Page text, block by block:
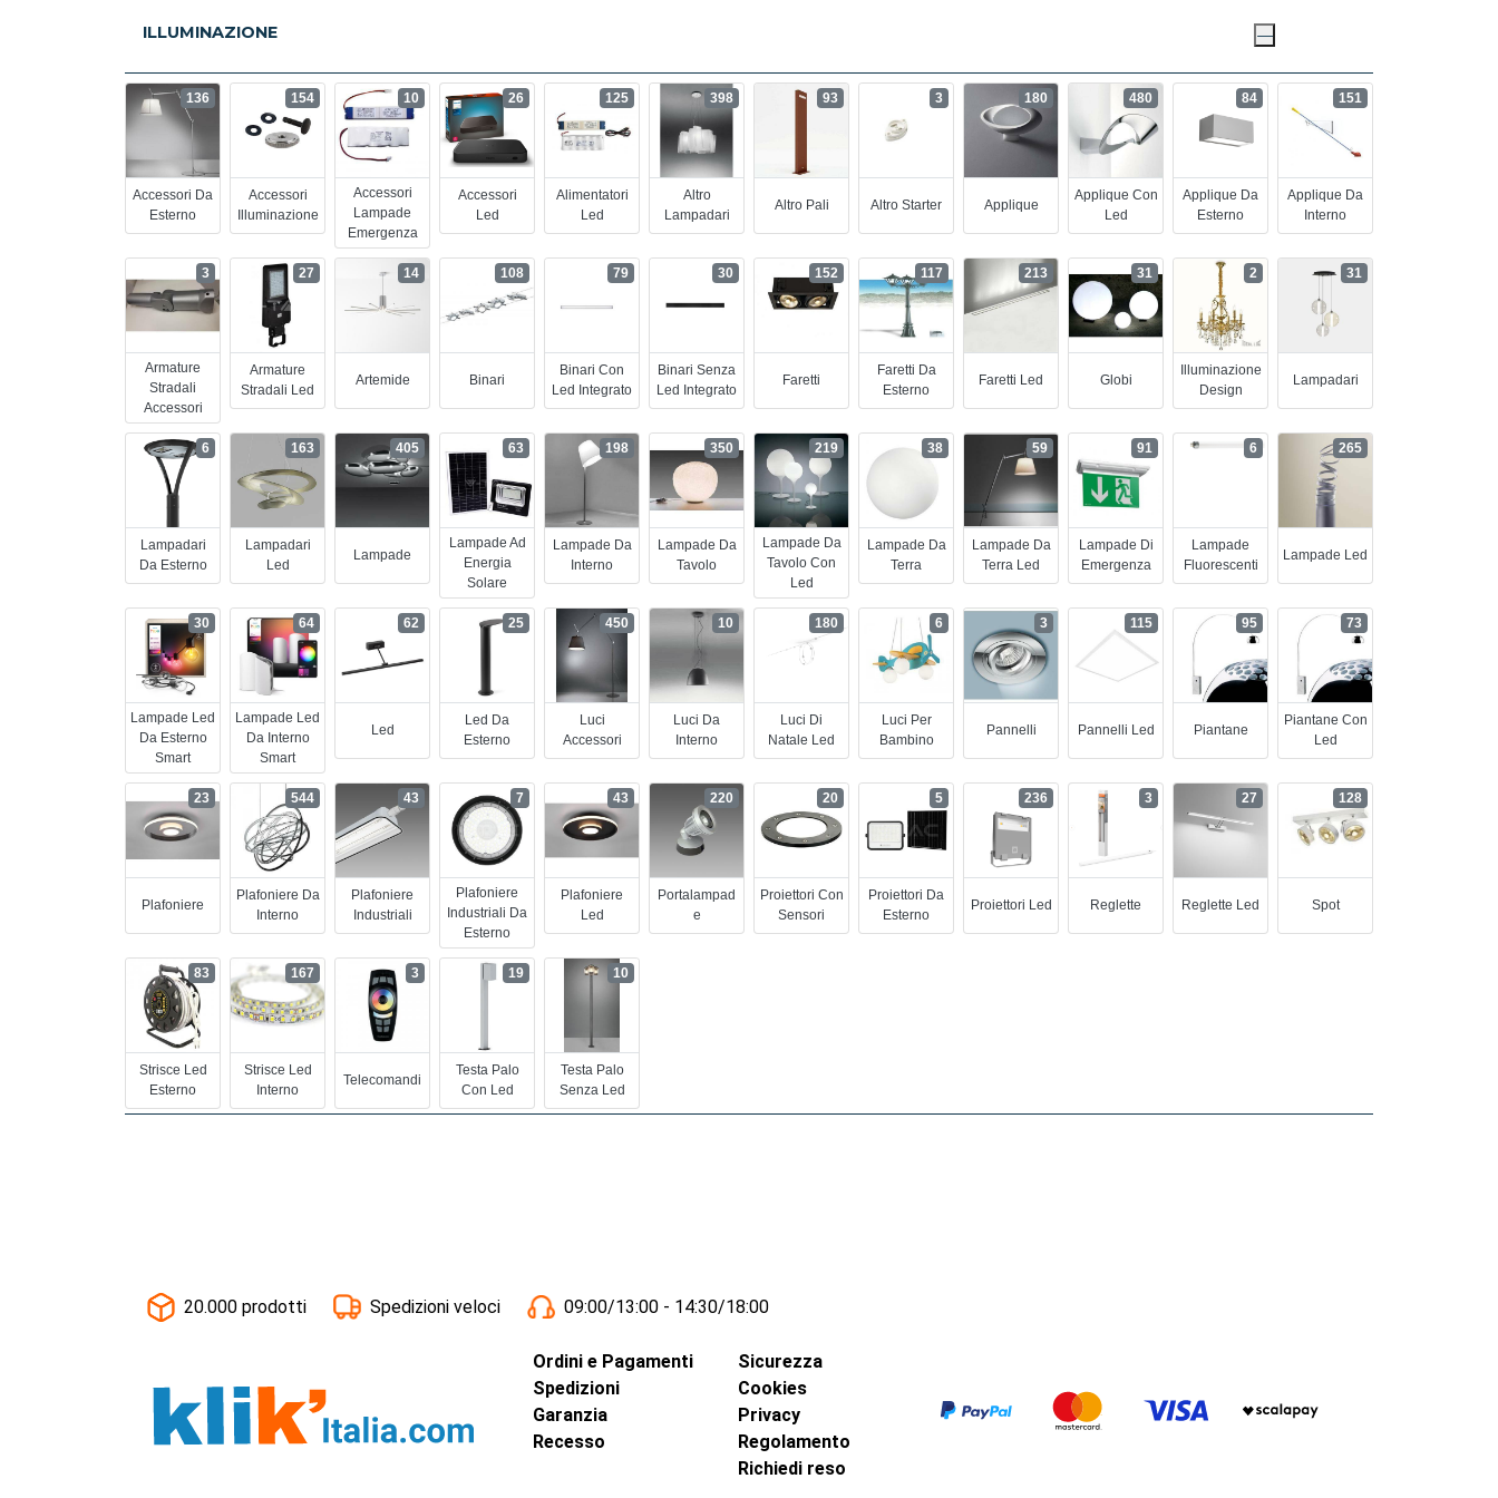
ILLUMINAZIONE
Accessori Da
Esterno
136
Accessori
Illuminazione
154
Accessori
Lampade
Emergenza
10
Accessori
Led
26
Alimentatori
Led
125
Altro
Lampadari
398
Altro Pali
93
Altro Starter
3
Applique
180
Applique Con
Led
480
Applique Da
Esterno
84
Applique Da
Interno
151
Armature
Stradali
Accessori
3
Armature
Stradali Led
27
Artemide
14
Binari
108
Binari Con
Led Integrato
79
Binari Senza
Led Integrato
30
Faretti
152
Faretti Da
Esterno
117
Faretti Led
213
Globi
31
Illuminazione
Design
2
Lampadari
31
Lampadari
Da Esterno
6
Lampadari
Led
163
Lampade
405
Lampade Ad
Energia
Solare
63
Lampade Da
Interno
198
Lampade Da
Tavolo
350
Lampade Da
Tavolo Con
Led
219
Lampade Da
Terra
38
Lampade Da
Terra Led
59
Lampade Di
Emergenza
91
Lampade
Fluorescenti
6
Lampade Led
265
Lampade Led
Da Esterno
Smart
30
Lampade Led
Da Interno
Smart
64
Led
62
Led Da
Esterno
25
Luci
Accessori
450
Luci Da
Interno
10
Luci Di
Natale Led
180
Luci Per
Bambino
6
Pannelli
3
Pannelli Led
115
Piantane
95
Piantane Con
Led
73
Plafoniere
23
Plafoniere Da
Interno
544
Plafoniere
Industriali
43
Plafoniere
Industriali Da
Esterno
7
Plafoniere
Led
43
Portalampad
E
220
Proiettori Con
Sensori
20
Proiettori Da
Esterno
5
Proiettori Led
236
Reglette
3
Reglette Led
27
Spot
128
Strisce Led
Esterno
83
Strisce Led
Interno
167
Telecomandi
3
Testa Palo
Con Led
19
Testa Palo
Senza Led
10
20.000 prodotti Spedizioni veloci 09:00/13:00 - 14:30/18:00
Ordini e Pagamenti
Spedizioni
Garanzia
Recesso
Sicurezza
Cookies
Privacy
Regolamento
Richiedi reso